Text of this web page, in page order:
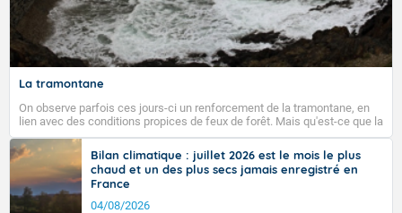
Fermer
La tramontane
On observe parfois ces jours-ci un renforcement de la tramontane, en
lien avec des conditions propices de feux de forêt. Mais qu'est-ce que la
tramontane ? Quelles sont ses caractéristiques ? La tramontane est un
vent turbulent soufflant de secteur nord-ouest à nord, ou ouest à nord-
ouest, dans un secteur qui part du Roussillon à la vallée de l’Aude et à
l’ouest de l’Hérault. L’étymologie de ce vent vient du latin trasmontanus,
signifiant au-delà des monts, en allusion aux régions montagneuses
d’où provient ce vent.
Bilan climatique : juillet 2026 est le mois le plus
chaud et un des plus secs jamais enregistré en
France
04/08/2026